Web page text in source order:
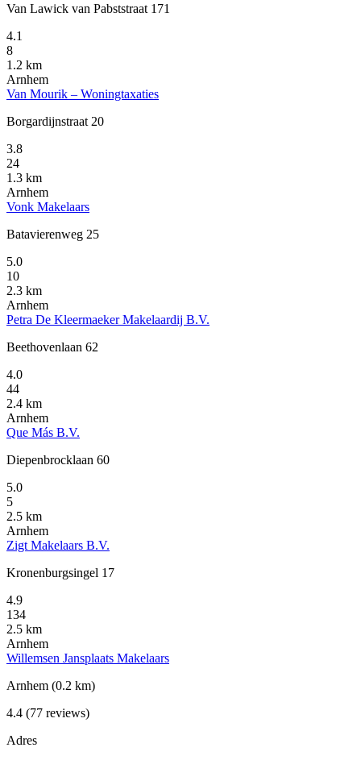
Van Lawick van Pabststraat 171
4.1
8
1.2 km
Arnhem
Van Mourik – Woningtaxaties
Borgardijnstraat 20
3.8
24
1.3 km
Arnhem
Vonk Makelaars
Batavierenweg 25
5.0
10
2.3 km
Arnhem
Petra De Kleermaeker Makelaardij B.V.
Beethovenlaan 62
4.0
44
2.4 km
Arnhem
Que Más B.V.
Diepenbrocklaan 60
5.0
5
2.5 km
Arnhem
Zigt Makelaars B.V.
Kronenburgsingel 17
4.9
134
2.5 km
Arnhem
Willemsen Jansplaats Makelaars
Arnhem (0.2 km)
4.4 (77 reviews)
Adres